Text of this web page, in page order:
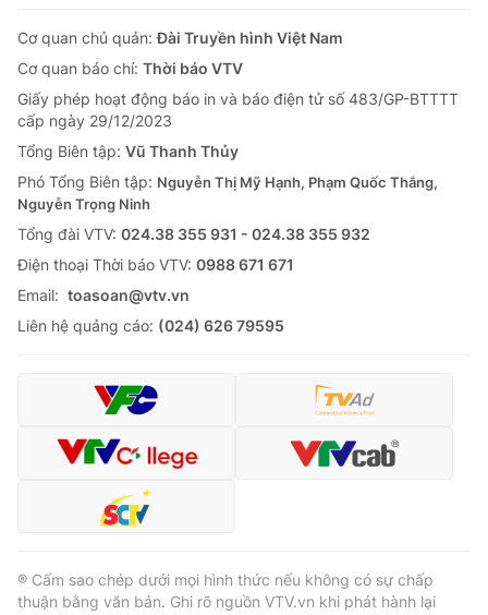
Cơ quan chủ quản:Đài Truyền hình Việt Nam
Cơ quan báo chí: Thời báo VTV
Giấy phép hoạt động báo in và báo điện tử số 483/GP-BTTTT
cấp ngày 29/12/2023
Tổng Biên tập: Vũ Thanh Thủy
Phó Tổng Biên tập: Nguyễn Thị Mỹ Hạnh, Phạm Quốc Thắng,
Nguyễn Trọng Ninh
Tổng đài VTV: 024.38 355 931 - 024.38 355 932
Ðiện thoại Thời báo VTV: 0988 671 671
Email: toasoan@vtv.vn
Liên hệ quảng cáo: (024) 626 79595
® Cấm sao chép dưới mọi hình thức nếu không có sự chấp
thuận bằng văn bản. Ghi rõ nguồn VTV.vn khi phát hành lại